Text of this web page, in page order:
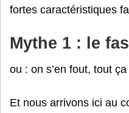
fortes caractéristiques
Mythe 1 : le
ou : on s’en fout, tout
Et nous arrivons ici au